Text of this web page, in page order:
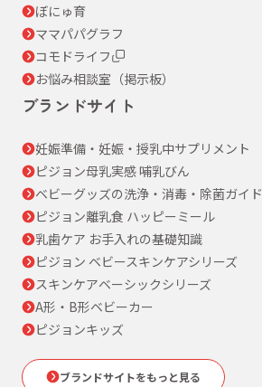
ぼにゅ育
ママパパグラフ
コモドライフ
お悩み相談室（掲示板）
ブランドサイト
妊娠準備・妊娠・授乳中サプリメント
ピジョン母乳実感 哺乳びん
ベビーグッズの洗浄・消毒・除菌ガイド
ピジョン離乳食 ハッピーミール
乳歯ケア お手入れの基礎知識
ピジョン ベビースキンケアシリーズ
スキンケアベーシックシリーズ
A形・B形ベビーカー
ピジョンキッズ
ブランドサイトをもっと見る